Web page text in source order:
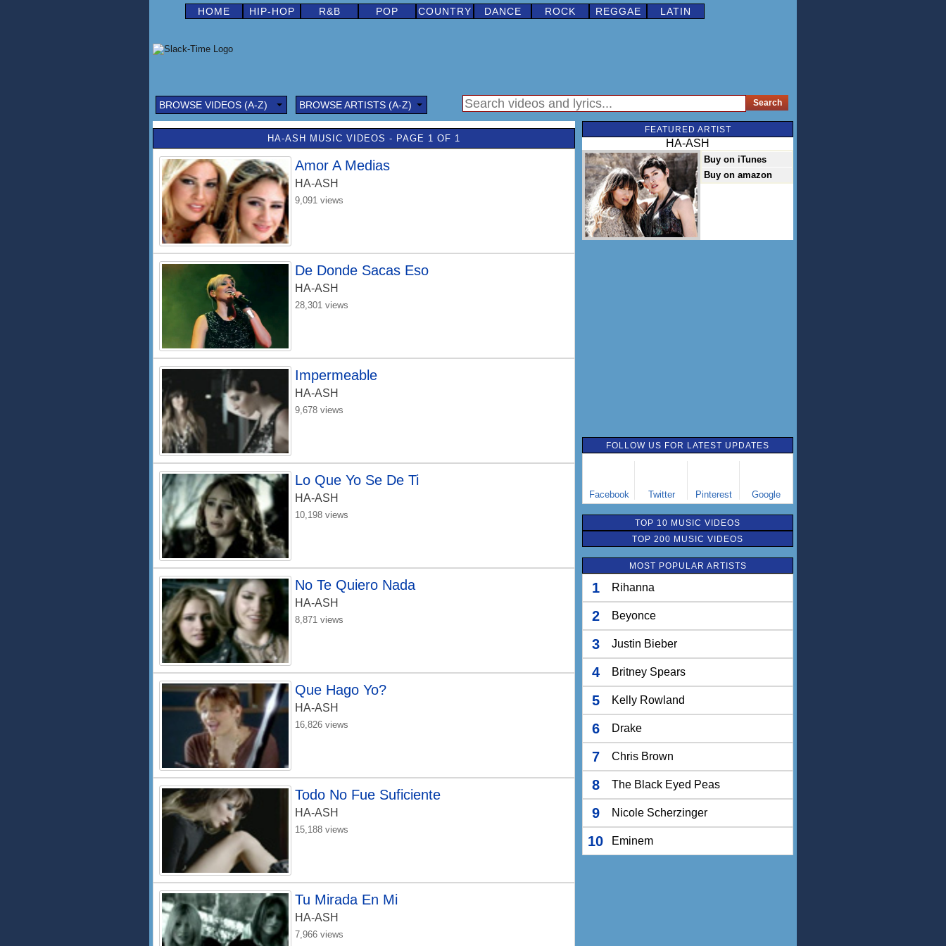
HOME HIP-HOP R&B POP COUNTRY DANCE ROCK REGGAE LATIN
BROWSE VIDEOS (A-Z) BROWSE ARTISTS (A-Z)
HA-ASH MUSIC VIDEOS - PAGE 1 OF 1
Amor A Medias
HA-ASH
9,091 views
De Donde Sacas Eso
HA-ASH
28,301 views
Impermeable
HA-ASH
9,678 views
Lo Que Yo Se De Ti
HA-ASH
10,198 views
No Te Quiero Nada
HA-ASH
8,871 views
Que Hago Yo?
HA-ASH
16,826 views
Todo No Fue Suficiente
HA-ASH
15,188 views
Tu Mirada En Mi
HA-ASH
7,966 views
FEATURED ARTIST
HA-ASH
Buy on iTunes
Buy on amazon
FOLLOW US FOR LATEST UPDATES
Facebook Twitter Pinterest Google
TOP 10 MUSIC VIDEOS
TOP 200 MUSIC VIDEOS
MOST POPULAR ARTISTS
1 Rihanna
2 Beyonce
3 Justin Bieber
4 Britney Spears
5 Kelly Rowland
6 Drake
7 Chris Brown
8 The Black Eyed Peas
9 Nicole Scherzinger
10 Eminem